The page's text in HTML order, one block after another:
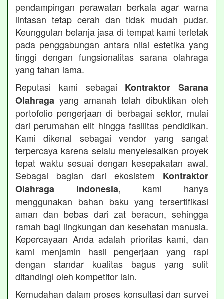
pendampingan perawatan berkala agar warna
lintasan tetap cerah dan tidak mudah pudar.
Keunggulan belanja jasa di tempat kami terletak
pada penggabungan antara nilai estetika yang
tinggi dengan fungsionalitas sarana olahraga
yang tahan lama.
Reputasi kami sebagai Kontraktor Sarana
Olahraga yang amanah telah dibuktikan oleh
portofolio pengerjaan di berbagai sektor, mulai
dari perumahan elit hingga fasilitas pendidikan.
Kami dikenal sebagai vendor yang sangat
terpercaya karena selalu menyelesaikan proyek
tepat waktu sesuai dengan kesepakatan awal.
Sebagai bagian dari ekosistem Kontraktor
Olahraga Indonesia, kami hanya
menggunakan bahan baku yang tersertifikasi
aman dan bebas dari zat beracun, sehingga
ramah bagi lingkungan dan kesehatan manusia.
Kepercayaan Anda adalah prioritas kami, dan
kami menjamin hasil pengerjaan yang rapi
dengan standar kualitas bagus yang sulit
ditandingi oleh kompetitor lain.
Kemudahan dalam proses konsultasi dan survei